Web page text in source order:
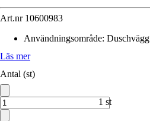
Art.nr 10600983
Användningsområde: Duschvägg
Läs mer
Antal (st)
1 st